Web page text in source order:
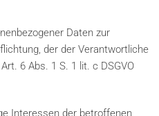
Daten zur
der der Verantwortliche
6 Abs. 1 S. 1 lit. c DSGVO
Interessen der betroffenen